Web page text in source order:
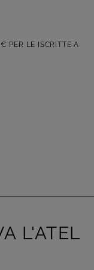
PER LE ISCRITTE A